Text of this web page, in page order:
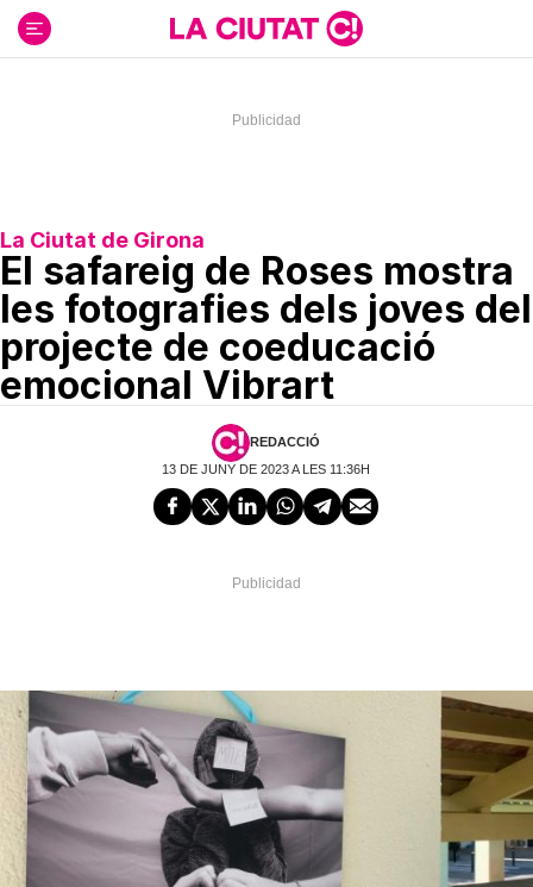
contenido
La Ciutat de Girona
El safareig de Roses mostra
les fotografies dels joves del
projecte de coeducació
emocional Vibrart
REDACCIÓ
13 DE JUNY DE 2023 A LES 11:36H